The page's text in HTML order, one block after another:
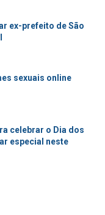
ex-prefeito de São
sexuais online
celebrar o Dia dos
especial neste